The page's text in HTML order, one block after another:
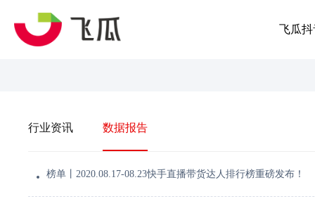
飞瓜抖
行业资讯 数据报告
榜单丨2020.08.17-08.23快手直播带货达人排行榜重磅发布！